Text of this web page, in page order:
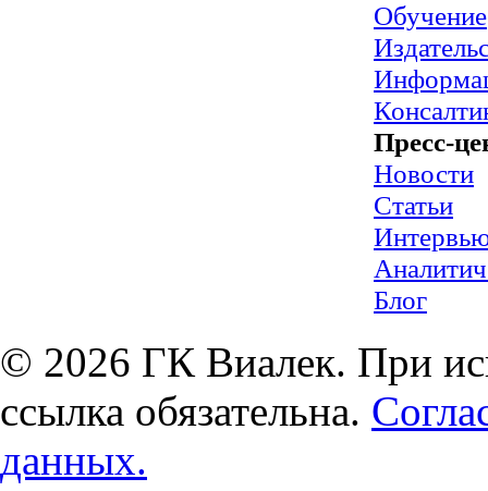
Обучение
Пресс-
Новости
Статьи
Блог
© 2026 ГК Виалек. При
ссылка обязательна.
данных.